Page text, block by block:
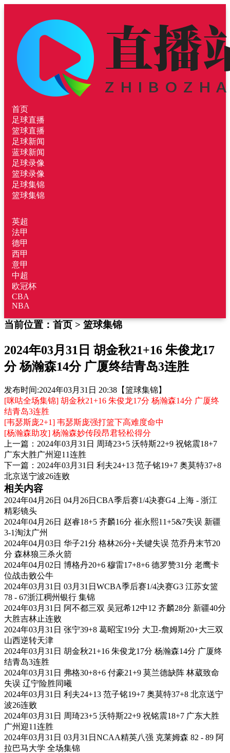
首页
足球直播
篮球直播
足球新闻
蓝球新闻
足球录像
篮球录像
足球集锦
篮球集锦
英超
法甲
德甲
西甲
意甲
中超
欧冠杯
CBA
NBA
当前位置： 首页 > 篮球集锦
2024年03月31日 胡金秋21+16 朱俊龙17
分 杨瀚森14分 广厦终结青岛3连胜
发布时间:2024年03月31日 20:38 【篮球集锦】
[咪咕全场集锦] 胡金秋21+16 朱俊龙17分 杨瀚森14分 广厦终
结青岛3连胜
[韦瑟斯庞2+1] 韦瑟斯庞强打篮下高难度命中
[杨瀚森助攻] 杨瀚森妙传段昂君轻松得分
上一篇： 2024年03月31日 周琦23+5 沃特斯22+9 祝铭震18+7
广东大胜广州迎11连胜
下一篇： 2024年03月31日 利夫24+13 范子铭19+7 奥莫特37+8
北京送宁波26连败
相关内容
2024年04月26日 04月26日CBA季后赛1/4决赛G4 上海 - 浙江
精彩镜头
2024年04月26日 赵睿18+5 齐麟16分 崔永熙11+5&7失误 新疆
3-1淘汰广州
2024年04月03日 华子21分 格林26分+关键失误 范乔丹末节20
分 森林狼三杀火箭
2024年04月02日 博格丹20+6 穆雷17+8+6 德罗赞31分 老鹰卡
位战击败公牛
2024年03月31日 03月31日WCBA季后赛1/4决赛G3 江苏女篮
78 - 67浙江稠州银行 集锦
2024年03月31日 阿不都三双 吴冠希12中12 齐麟28分 新疆40分
大胜吉林止连败
2024年03月31日 张宁39+8 葛昭宝19分 大卫-詹姆斯20+大三双
山西逆转天津
2024年03月31日 胡金秋21+16 朱俊龙17分 杨瀚森14分 广厦终
结青岛3连胜
2024年03月31日 弗格30+8+6 付豪21+9 莫兰德缺阵 林葳致命
失误 辽宁险胜同曦
2024年03月31日 利夫24+13 范子铭19+7 奥莫特37+8 北京送宁
波26连败
2024年03月31日 周琦23+5 沃特斯22+9 祝铭震18+7 广东大胜
广州迎11连胜
2024年03月31日 03月31日NCAA精英八强 克莱姆森 82 - 89 阿
拉巴马大学 全场集锦